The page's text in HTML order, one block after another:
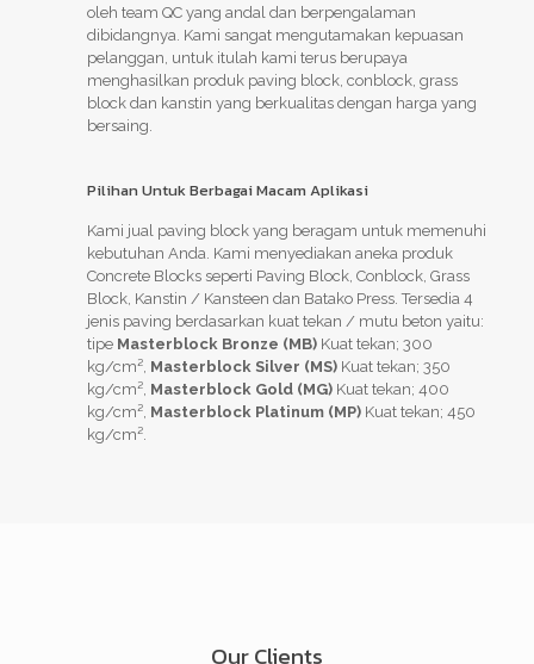
oleh team QC yang andal dan berpengalaman
dibidangnya. Kami sangat mengutamakan kepuasan
pelanggan, untuk itulah kami terus berupaya
menghasilkan produk paving block, conblock, grass
block dan kanstin yang berkualitas dengan harga yang
bersaing.
Pilihan Untuk Berbagai Macam Aplikasi
Kami jual paving block yang beragam untuk memenuhi
kebutuhan Anda. Kami menyediakan aneka produk
Concrete Blocks seperti Paving Block, Conblock, Grass
Block, Kanstin / Kansteen dan Batako Press. Tersedia 4
jenis paving berdasarkan kuat tekan / mutu beton yaitu:
tipe Masterblock Bronze (MB) Kuat tekan; 300
kg/cm², Masterblock Silver (MS) Kuat tekan; 350
kg/cm², Masterblock Gold (MG) Kuat tekan; 400
kg/cm², Masterblock Platinum (MP) Kuat tekan; 450
kg/cm².
Our Clients